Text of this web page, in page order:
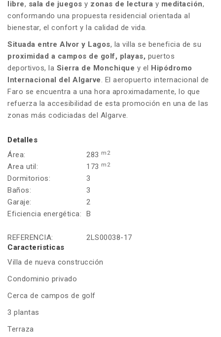
libre, sala de juegos y zonas de lectura y meditación,
conformando una propuesta residencial orientada al
bienestar, el confort y la calidad de vida.
Situada entre Alvor y Lagos, la villa se beneficia de su
proximidad a campos de golf, playas, puertos
deportivos, la Sierra de Monchique y el
Hipódromo
Internacional del Algarve. El aeropuerto internacional de
Faro se encuentra a una hora aproximadamente, lo que
refuerza la accesibilidad de esta promoción en una de las
zonas más codiciadas del Algarve.
Detalles
Área:
283 m2
Area util: 173 m2
Dormitorios:
3
Baños:
3
Garaje:
2
Eficiencia energética:
B
REFERENCIA:
2LS00038-17
Caracteristicas
Villa de nueva construcción
Condominio privado
Cerca de campos de golf
3 plantas
Terraza